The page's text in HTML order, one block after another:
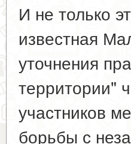
И не только
известная
уточнения
территории"
участников
борьбы с